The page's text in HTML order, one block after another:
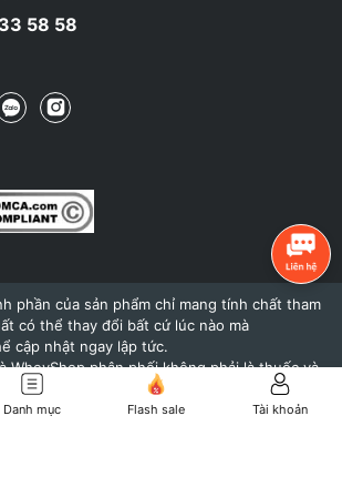
58 58
phần của sản phẩm chỉ mang tính chất tham
có thể thay đổi bất cứ lúc nào mà
cập nhật ngay lập tức.
WheyShop phân phối không phải là thuốc và
thế thuốc chữa bệnh.
phẩm khi sử dụng còn tùy thuộc vào cơ địa,
Danh mục Flash sale Tài khoản